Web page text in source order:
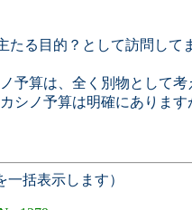
る目的？として訪問して
予算は、全く別物として
シノ予算は明確にありま
括表示します）